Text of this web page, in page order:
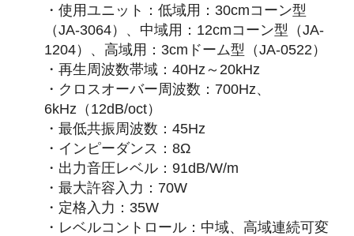
・使用ユニット：低域用：30cmコーン型
（JA-3064）、中域用：12cmコーン型（JA-
1204）、高域用：3cmドーム型（JA-0522）
・再生周波数帯域：40Hz～20kHz
・クロスオーバー周波数：700Hz、
6kHz（12dB/oct）
・最低共振周波数：45Hz
・インピーダンス：8Ω
・出力音圧レベル：91dB/W/m
・最大許容入力：70W
・定格入力：35W
・レベルコントロール：中域、高域連続可変